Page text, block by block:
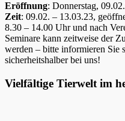
Eröffnung: Donnerstag,
Zeit: 09.02. – 13.03.23,
8.30 – 14.00 Uhr und nach
Seminare kann zeitweise der
werden – bitte informieren Sie
sicherheitshalber bei uns!
Vielfältige Tierwelt im